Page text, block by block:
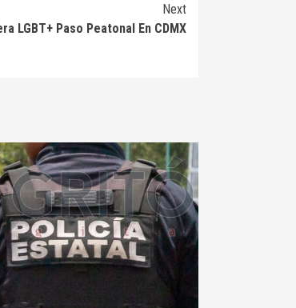
Next
LGBT+ Paso Peatonal En CDMX